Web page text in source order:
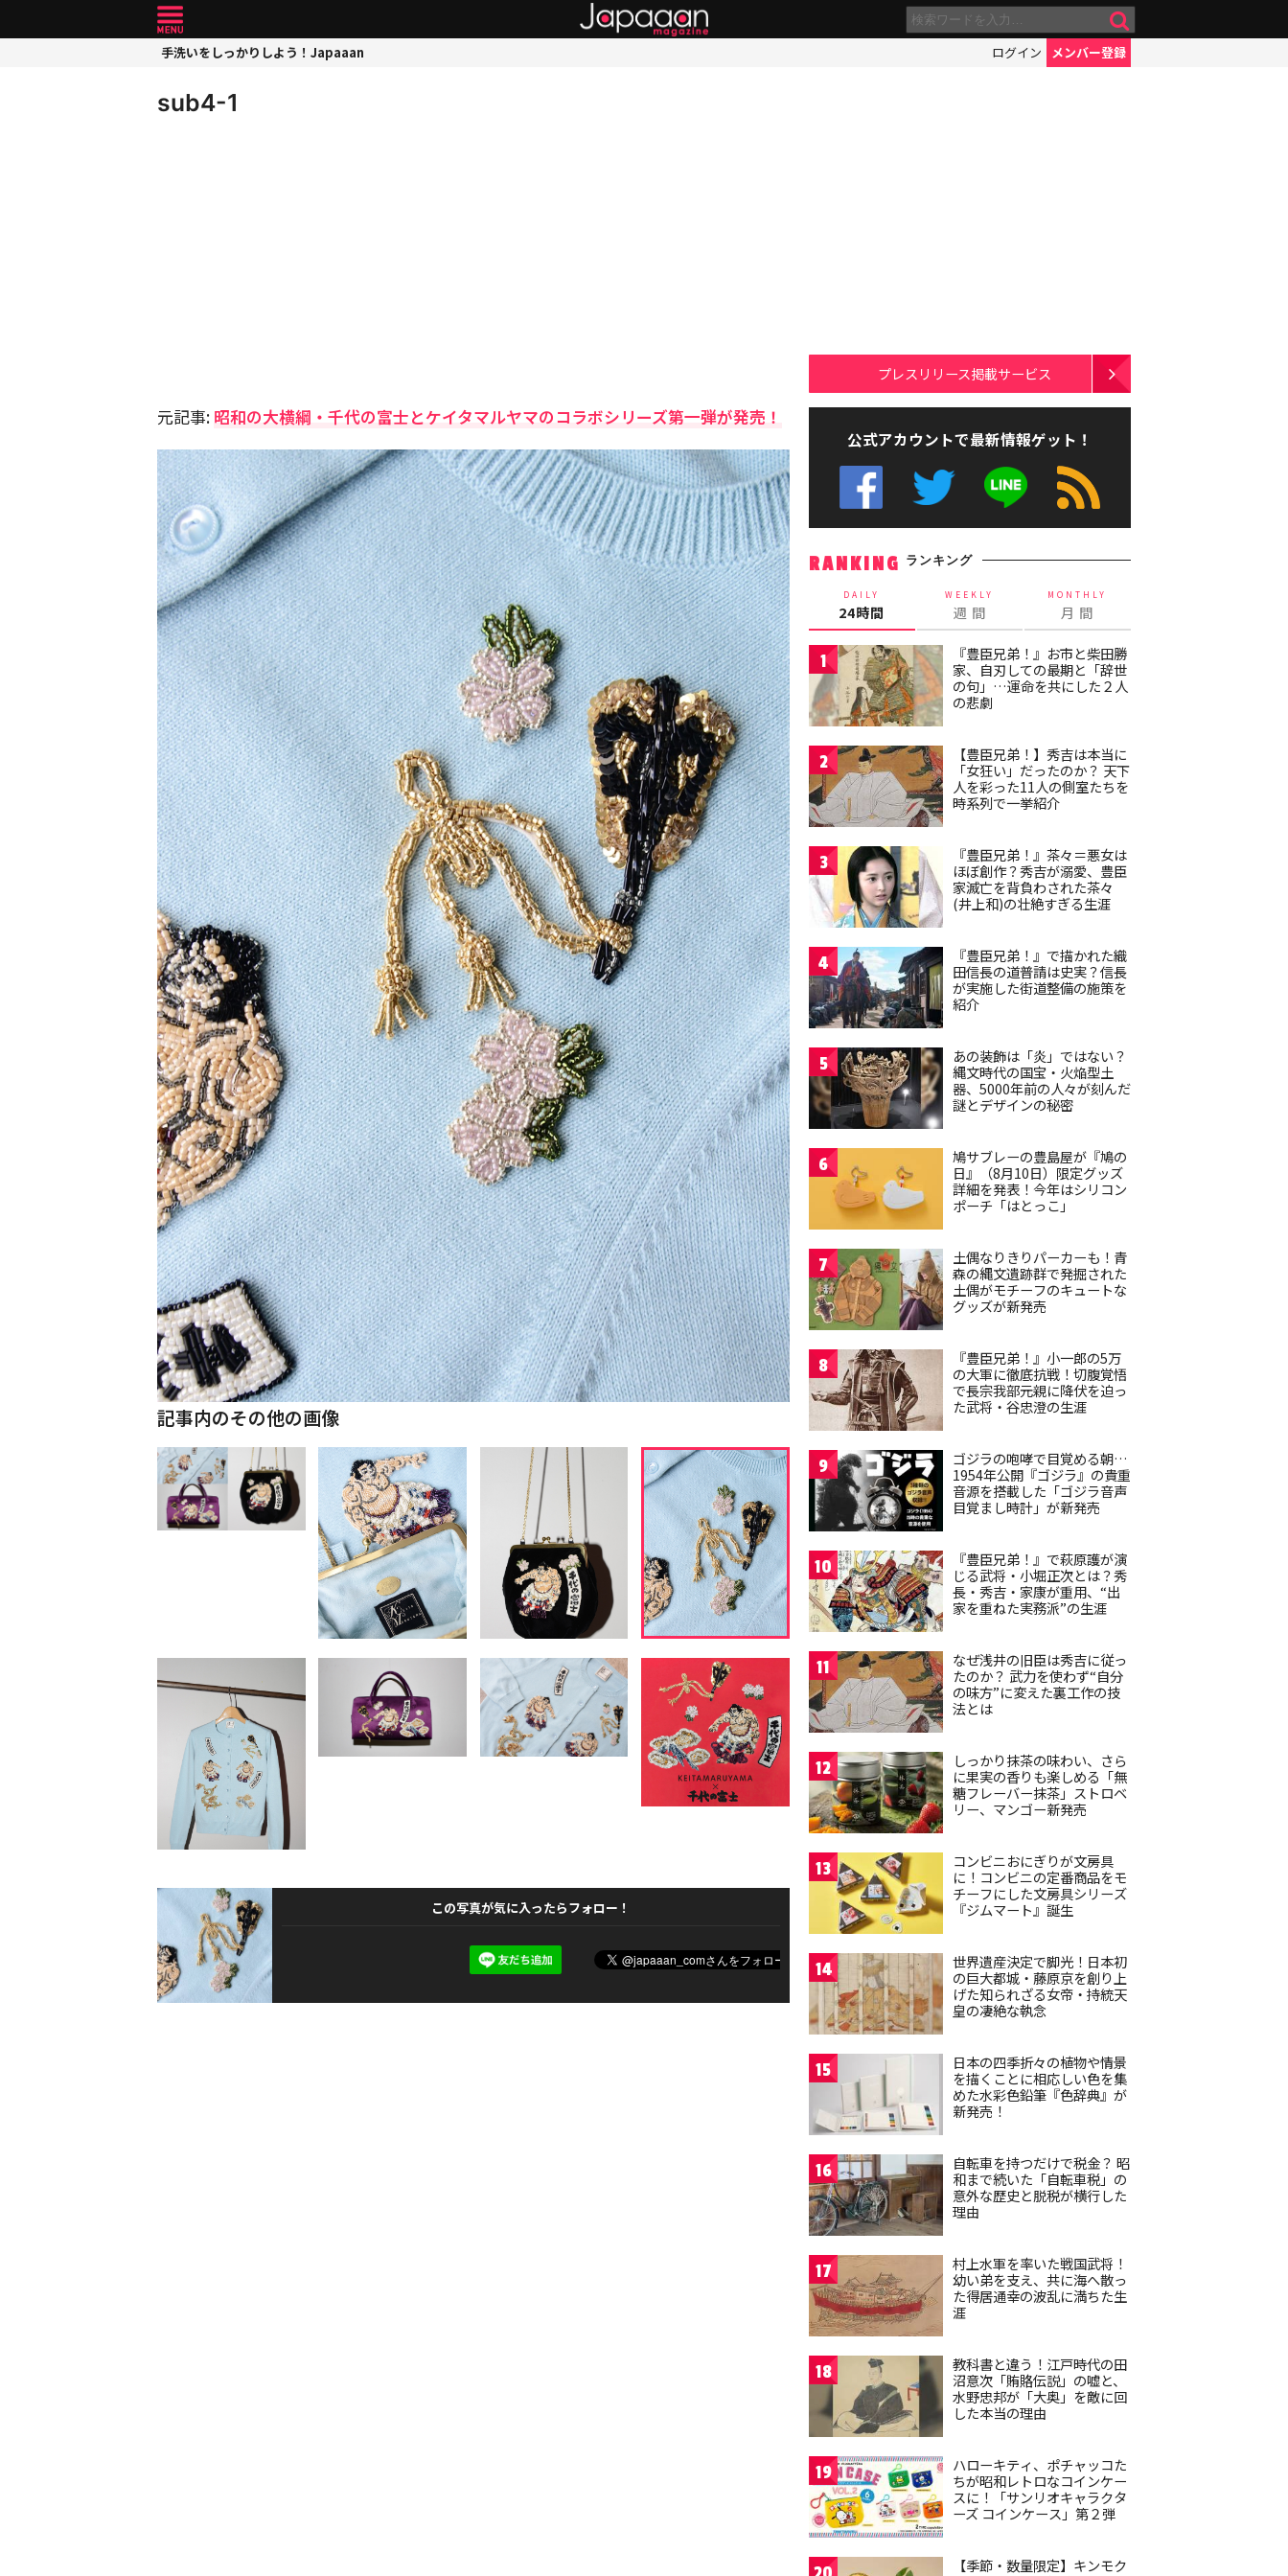
手洗いをしっかりしよう！Japaaan ログイン メンバー登録
sub4-1
元記事: 昭和の大横綱・千代の富士とケイタマルヤマのコラボシリーズ第一弾が発売！
記事内のその他の画像
この写真が気に入ったらフォロー！
プレスリリース掲載サービス
公式アカウントで最新情報ゲット！
RANKING ランキング
DAILY
24時間
WEEKLY
週 間
MONTHLY
月 間
1
『豊臣兄弟！』お市と柴田勝
家、自刃しての最期と「辞世
の句」…運命を共にした２人
の悲劇
2
【豊臣兄弟！】秀吉は本当に
「女狂い」だったのか？ 天下
人を彩った11人の側室たちを
時系列で一挙紹介
3
『豊臣兄弟！』茶々＝悪女は
ほぼ創作？秀吉が溺愛、豊臣
家滅亡を背負わされた茶々
(井上和)の壮絶すぎる生涯
4
『豊臣兄弟！』で描かれた織
田信長の道普請は史実？信長
が実施した街道整備の施策を
紹介
5
あの装飾は「炎」ではない？
縄文時代の国宝・火焔型土
器、5000年前の人々が刻んだ
謎とデザインの秘密
6
鳩サブレーの豊島屋が『鳩の
日』（8月10日）限定グッズ
詳細を発表！今年はシリコン
ポーチ「はとっこ」
7
土偶なりきりパーカーも！青
森の縄文遺跡群で発掘された
土偶がモチーフのキュートな
グッズが新発売
8
『豊臣兄弟！』小一郎の5万
の大軍に徹底抗戦！切腹覚悟
で長宗我部元親に降伏を迫っ
た武将・谷忠澄の生涯
9
ゴジラの咆哮で目覚める朝…
1954年公開『ゴジラ』の貴重
音源を搭載した「ゴジラ音声
目覚まし時計」が新発売
10
『豊臣兄弟！』で萩原護が演
じる武将・小堀正次とは？秀
長・秀吉・家康が重用、“出
家を重ねた実務派”の生涯
11
なぜ浅井の旧臣は秀吉に従っ
たのか？ 武力を使わず“自分
の味方”に変えた裏工作の技
法とは
12
しっかり抹茶の味わい、さら
に果実の香りも楽しめる「無
糖フレーバー抹茶」ストロベ
リー、マンゴー新発売
13
コンビニおにぎりが文房具
に！コンビニの定番商品をモ
チーフにした文房具シリーズ
『ジムマート』誕生
14
世界遺産決定で脚光！日本初
の巨大都城・藤原京を創り上
げた知られざる女帝・持統天
皇の凄絶な執念
15
日本の四季折々の植物や情景
を描くことに相応しい色を集
めた水彩色鉛筆『色辞典』が
新発売！
16
自転車を持つだけで税金？ 昭
和まで続いた「自転車税」の
意外な歴史と脱税が横行した
理由
17
村上水軍を率いた戦国武将！
幼い弟を支え、共に海へ散っ
た得居通幸の波乱に満ちた生
涯
18
教科書と違う！江戸時代の田
沼意次「賄賂伝説」の嘘と、
水野忠邦が「大奥」を敵に回
した本当の理由
19
ハローキティ、ポチャッコた
ちが昭和レトロなコインケー
スに！「サンリオキャラクタ
ーズ コインケース」第２弾
【季節・数量限定】キンモク